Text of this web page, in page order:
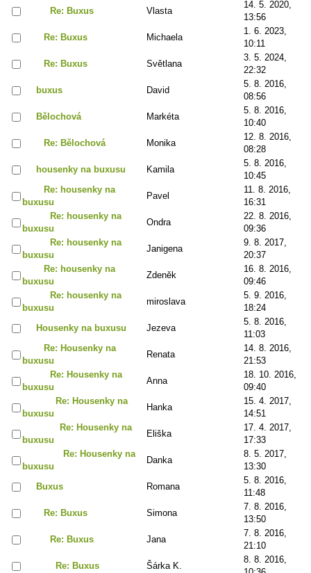
Re: Buxus
Vlasta
14. 5. 2020,
13:56
Re: Buxus
Michaela
1. 6. 2023,
10:11
Re: Buxus
Světlana
3. 5. 2024,
22:32
buxus
David
5. 8. 2016,
08:56
Bělochová
Markéta
5. 8. 2016,
10:40
Re: Bělochová
Monika
12. 8. 2016,
08:28
housenky na buxusu
Kamila
5. 8. 2016,
10:45
Re: housenky na
buxusu
Pavel
11. 8. 2016,
16:31
Re: housenky na
buxusu
Ondra
22. 8. 2016,
09:36
Re: housenky na
buxusu
Janigena
9. 8. 2017,
20:37
Re: housenky na
buxusu
Zdeněk
16. 8. 2016,
09:46
Re: housenky na
buxusu
miroslava
5. 9. 2016,
18:24
Housenky na buxusu
Jezeva
5. 8. 2016,
11:03
Re: Housenky na
buxusu
Renata
14. 8. 2016,
21:53
Re: Housenky na
buxusu
Anna
18. 10. 2016,
09:40
Re: Housenky na
buxusu
Hanka
15. 4. 2017,
14:51
Re: Housenky na
buxusu
Eliška
17. 4. 2017,
17:33
Re: Housenky na
buxusu
Danka
8. 5. 2017,
13:30
Buxus
Romana
5. 8. 2016,
11:48
Re: Buxus
Simona
7. 8. 2016,
13:50
Re: Buxus
Jana
7. 8. 2016,
21:10
Re: Buxus
Šárka K.
8. 8. 2016,